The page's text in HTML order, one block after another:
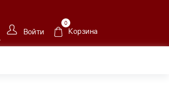
Войти
0
Корзина